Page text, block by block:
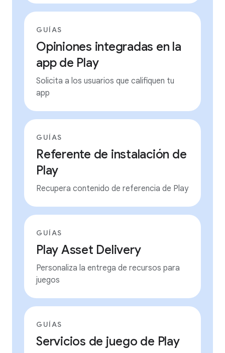
GUÍAS
Opiniones integradas en la
app de Play
Solicita a los usuarios que califiquen tu
app
GUÍAS
Referente de instalación de
Play
Recupera contenido de referencia de Play
GUÍAS
Play Asset Delivery
Personaliza la entrega de recursos para
juegos
GUÍAS
Servicios de juego de Play